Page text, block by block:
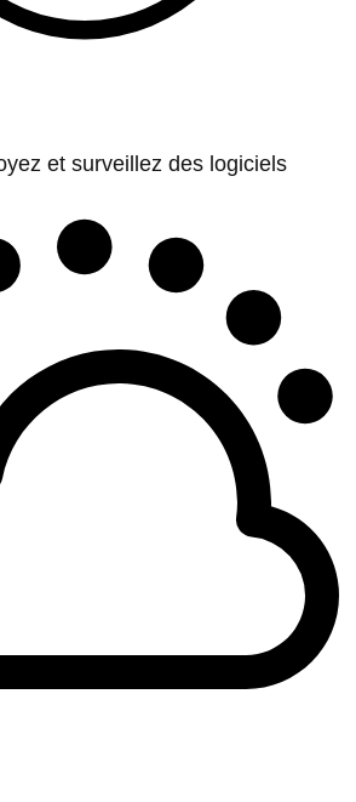
et surveillez des logiciels